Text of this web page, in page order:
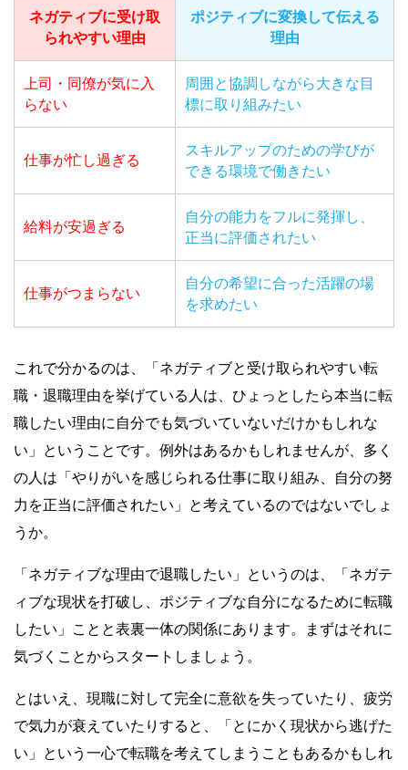
ネガティブに受け取
られやすい理由
ポジティブに変換して伝える
理由
上司・同僚が気に入
らない
周囲と協調しながら大きな目
標に取り組みたい
仕事が忙し過ぎる
スキルアップのための学びが
できる環境で働きたい
給料が安過ぎる
自分の能力をフルに発揮し、
正当に評価されたい
仕事がつまらない
自分の希望に合った活躍の場
を求めたい
これで分かるのは、「ネガティブと受け取られやすい転
職・退職理由を挙げている人は、ひょっとしたら本当に転
職したい理由に自分でも気づいていないだけかもしれな
い」ということです。例外はあるかもしれませんが、多く
の人は「やりがいを感じられる仕事に取り組み、自分の努
力を正当に評価されたい」と考えているのではないでしょ
うか。
「ネガティブな理由で退職したい」というのは、「ネガテ
ィブな現状を打破し、ポジティブな自分になるために転職
したい」ことと表裏一体の関係にあります。まずはそれに
気づくことからスタートしましょう。
とはいえ、現職に対して完全に意欲を失っていたり、疲労
で気力が衰えていたりすると、「とにかく現状から逃げた
い」という一心で転職を考えてしまうこともあるかもしれ